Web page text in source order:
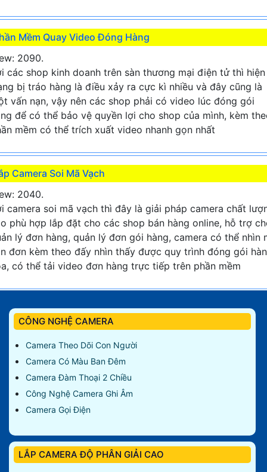
Mềm Quay Video Đóng Hàng
2090.
các shop kinh doanh trên sàn thương mại điện tử thì hiện
bị tráo hàng là điều xảy ra cực kì nhiều và đây cũng là
vấn nạn, vậy nên các shop phải có video lúc đóng gói
để có thể bảo vệ quyền lợi cho shop của mình, kèm
mềm có thể trích xuất video nhanh gọn nhất
Camera Soi Mã Vạch
2040.
camera soi mã vạch thì đây là giải pháp camera chất
phù hợp lắp đặt cho các shop bán hàng online, hỗ trợ
lý đơn hàng, quản lý đơn gói hàng, camera có thể nhìn
đơn kèm theo đấy nhìn thấy được quy trình đóng gói
có thể tải video đơn hàng trực tiếp trên phần mềm
CÔNG NGHỆ CAMERA
Camera Theo Dõi Con Người
Camera Có Màu Ban Đêm
Camera Đàm Thoại 2 Chiều
Công Nghệ Camera Ghi Âm
Camera Gọi Điện
LẮP CAMERA ĐỘ PHÂN GIẢI CAO